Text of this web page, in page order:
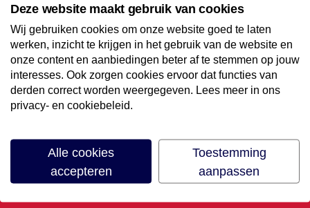
Volg ons op social media
Deze website maakt gebruik van cookies
Wij gebruiken cookies om onze website goed te laten
werken, inzicht te krijgen in het gebruik van de website en
onze content en aanbiedingen beter af te stemmen op jouw
interesses. Ook zorgen cookies ervoor dat functies van
derden correct worden weergegeven. Lees meer in ons
privacy- en cookiebeleid.
Alle cookies
accepteren
Toestemming
aanpassen